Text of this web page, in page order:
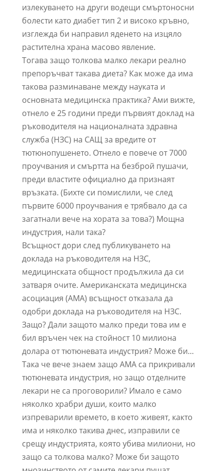
излекуването на други водещи смъртоносни
болести като диабет тип 2 и високо кръвно,
изглежда би направил яденето на изцяло
растителна храна масово явление.
Тогава защо толкова малко лекари реално
препоръчват такава диета? Как може да има
такова разминаване между науката и
основната медицинска практика? Ами вижте,
отнело е 25 години преди първият доклад на
ръководителя на националната здравна
служба (НЗС) на САЩ за вредите от
тютюнопушенето. Отнело е повече от 7000
проучвания и смъртта на безброй пушачи,
преди властите официално да признаят
връзката. (Бихте си помислили, че след
първите 6000 проучвания е трябвало да са
загатнали вече на хората за това?) Мощна
индустрия, нали така?
Всъщност дори след публикуването на
доклада на ръководителя на НЗС,
медицинската общност продължила да си
затваря очите. Американската медицинска
асоциация (АМА) всъщност отказала да
одобри доклада на ръководителя на НЗС.
Защо? Дали защото малко преди това им е
бил връчен чек на стойност 10 милиона
долара от тютюневата индустрия? Може би…
Така че вече знаем защо АМА са прикривали
тютюневата индустрия, но защо отделните
лекари не са проговорили? Имало е само
няколко храбри души, които малко
изпреварили времето, в което живеят, както
има и няколко такива днес, изправили се
срещу индустрията, която убива милиони, но
защо са толкова малко? Може би защото